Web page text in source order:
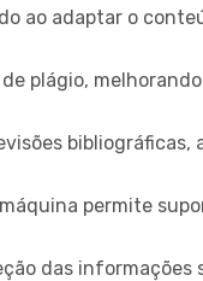
ao adaptar o
plágio,
bibliográficas,
permite
das informações